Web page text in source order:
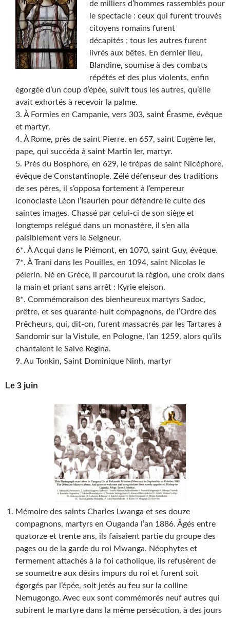
de milliers d’hommes rassemblés pour
le spectacle : ceux qui furent trouvés
citoyens romains furent
décapités ; tous les autres furent
livrés aux bêtes. En dernier lieu,
Blandine, soumise à des combats
répétés et des plus violents, enfin
égorgée d’un coup d’épée, suivit tous les autres, qu’elle
avait exhortés à recevoir la palme.
3. À Formies en Campanie, vers 303, saint Érasme, évêque
et martyr.
4. À Rome, près de saint Pierre, en 657, saint Eugène Ier,
pape, qui succéda à saint Martin Ier, martyr.
5. Près du Bosphore, en 629, le trépas de saint Nicéphore,
évêque de Constantinople. Zélé défenseur des traditions
de ses pères, il s’opposa fortement à l’empereur
iconoclaste Léon l’Isaurien pour défendre le culte des
saintes images. Chassé par celui-ci de son siège et
longtemps relégué dans un monastère, il s’en alla
paisiblement vers le Seigneur.
6*. À Acqui dans le Piémont, en 1070, saint Guy, évêque.
7*. À Trani dans les Pouilles, en 1094, saint Nicolas le
pèlerin. Né en Grèce, il parcourut la région, une croix dans
la main et priant sans arrêt : Kyrie eleison.
8*. Commémoraison des bienheureux martyrs Sadoc,
prêtre, et ses quarante-huit compagnons, de l’Ordre des
Prêcheurs, qui, dit-on, furent massacrés par les Tartares à
Sandomir sur la Vistule, en Pologne, l’an 1259, alors qu’ils
chantaient le Salve Regina.
9. Au Tonkin, Saint Dominique Ninh, martyr
Le 3 juin
Mémoire des saints Charles Lwanga et ses douze
compagnons, martyrs en Ouganda l’an 1886. Âgés entre
quatorze et trente ans, ils faisaient partie du groupe des
pages ou de la garde du roi Mwanga. Néophytes et
fermement attachés à la foi catholique, ils refusèrent de
se soumettre aux désirs impurs du roi et furent soit
égorgés par l’épée, soit jetés au feu sur la colline
Nemugongo. Avec eux sont commémorés neuf autres qui
subirent le martyre dans la même persécution, à des jours